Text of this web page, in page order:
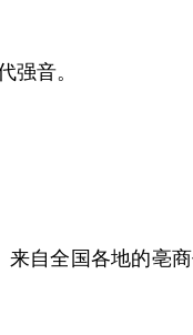
音。
自全国各地的亳